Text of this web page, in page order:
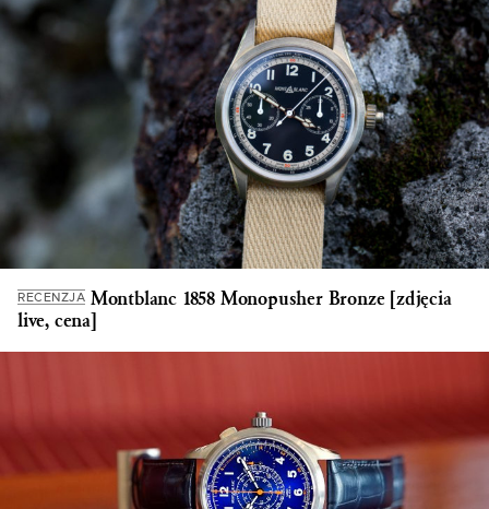
RECENZJA Montblanc 1858 Monopusher Bronze [zdjęcia
live, cena]